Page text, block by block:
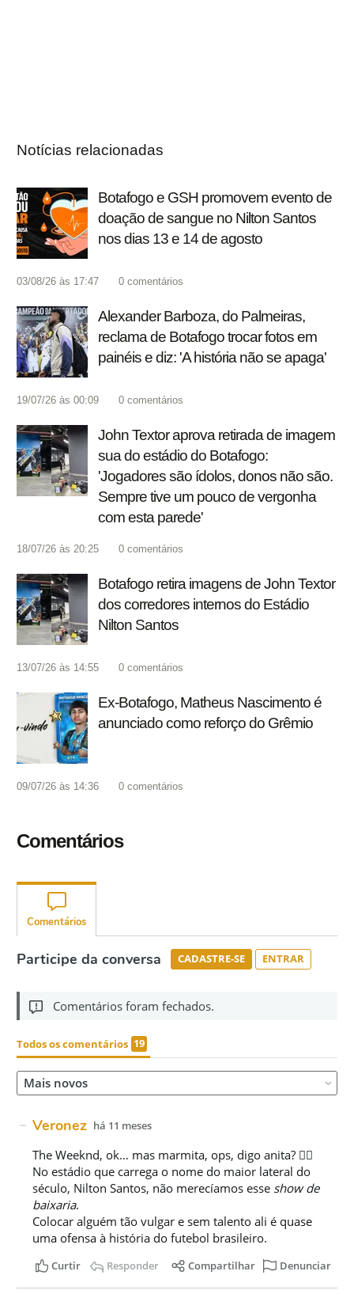
Notícias relacionadas
Botafogo e GSH promovem evento de
doação de sangue no Nilton Santos
nos dias 13 e 14 de agosto
03/08/26 às 17:47 0 comentários
Alexander Barboza, do Palmeiras,
reclama de Botafogo trocar fotos em
painéis e diz: 'A história não se apaga'
19/07/26 às 00:09 0 comentários
John Textor aprova retirada de imagem
sua do estádio do Botafogo:
'Jogadores são ídolos, donos não são.
Sempre tive um pouco de vergonha
com esta parede'
18/07/26 às 20:25 0 comentários
Botafogo retira imagens de John Textor
dos corredores internos do Estádio
Nilton Santos
13/07/26 às 14:55 0 comentários
Ex-Botafogo, Matheus Nascimento é
anunciado como reforço do Grêmio
09/07/26 às 14:36 0 comentários
Comentários